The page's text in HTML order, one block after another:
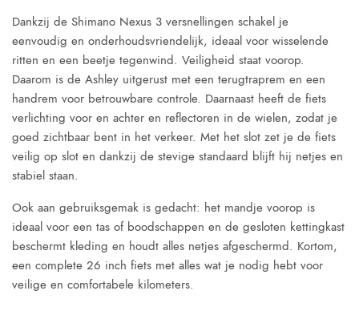
Dankzij de Shimano Nexus 3 versnellingen schakel je
eenvoudig en onderhoudsvriendelijk, ideaal voor wisselende
ritten en een beetje tegenwind. Veiligheid staat voorop.
Daarom is de Ashley uitgerust met een terugtraprem en een
handrem voor betrouwbare controle. Daarnaast heeft de fiets
verlichting voor en achter en reflectoren in de wielen, zodat je
goed zichtbaar bent in het verkeer. Met het slot zet je de fiets
veilig op slot en dankzij de stevige standaard blijft hij netjes en
stabiel staan.
Ook aan gebruiksgemak is gedacht: het mandje voorop is
ideaal voor een tas of boodschappen en de gesloten kettingkast
beschermt kleding en houdt alles netjes afgeschermd. Kortom,
een complete 26 inch fiets met alles wat je nodig hebt voor
veilige en comfortabele kilometers.